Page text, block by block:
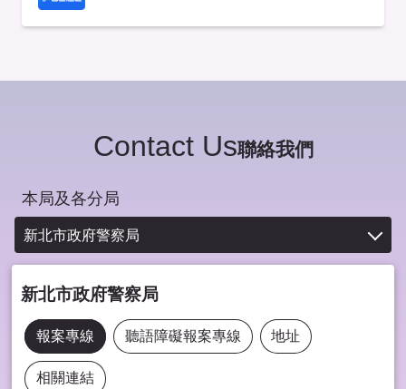
Contact Us聯絡我們
本局及各分局
新北市政府警察局
新北市政府警察局
報案專線 聽語障礙報案專線 地址
相關連結